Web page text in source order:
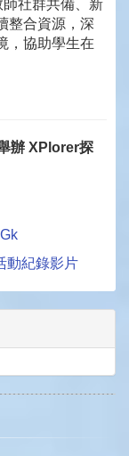
社群共備、新
整合資源，深
，協助學生在
辦 XPlorer探
動紀錄影片